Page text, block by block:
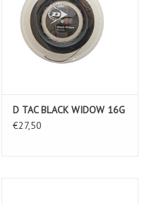
D TAC BLACK WIDOW 16G
€27,50